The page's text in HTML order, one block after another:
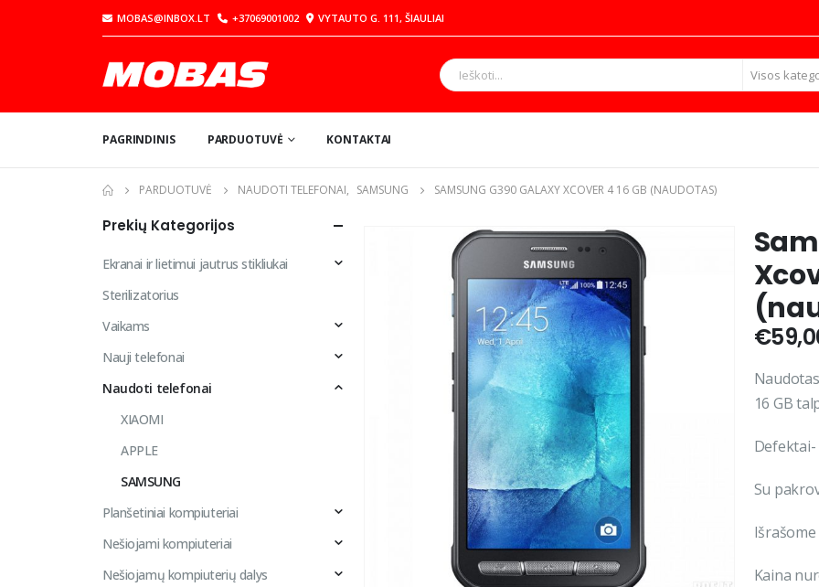
MOBAS@INBOX.LT +37069001002 VYTAUTO G. 111, ŠIAULIAI
Visos
PAGRINDINIS PARDUOTUVĖ KONTAKTAI
PARDUOTUVĖ NAUDOTI TELEFONAI, SAMSUNG SAMSUNG G390 GALAXY XCOVER 4 16 GB (NAUDOTAS)
€
16 GB
Su
Kaina
Prekių Kategorijos
Ekranai ir lietimui jautrus stikliukai
Sterilizatorius
Vaikams
Nauji telefonai
Naudoti telefonai
XIAOMI
APPLE
SAMSUNG
Planšetiniai kompiuteriai
Nešiojami kompiuteriai
Nešiojamų kompiuterių dalys